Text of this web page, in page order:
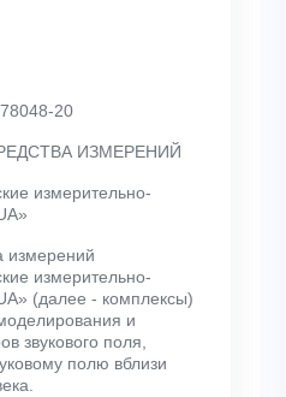
20
ИЗМЕРЕНИЙ
измерительно-
измерений
измерительно-
(далее - комплексы)
и
звукового поля,
полю вблизи